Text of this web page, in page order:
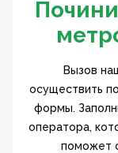
Вызов
осуществить
формы.
оператора,
поможет